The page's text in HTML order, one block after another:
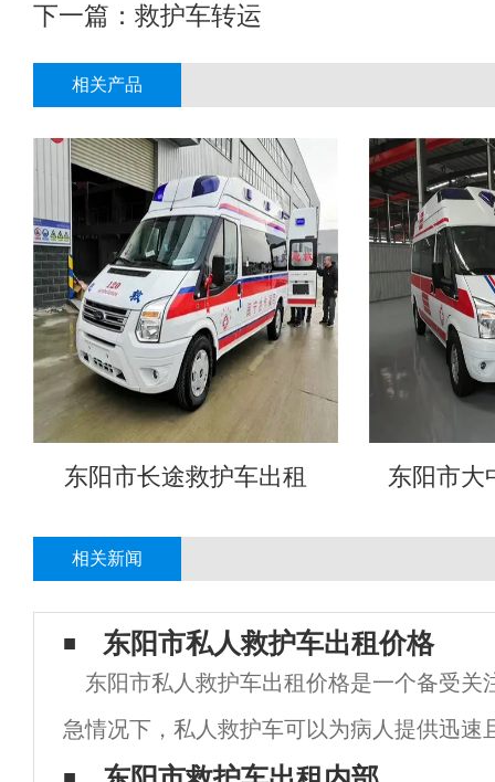
下一篇： 救护车转运
相关产品
东阳市长途救护车出租 东阳市大
相关新闻
东阳市私人救护车出租价格
东阳市私人救护车出租价格是一个备受关
急情况下，私人救护车可以为病人提供迅速
护服务。然而，由于市场竞争激烈，私人救